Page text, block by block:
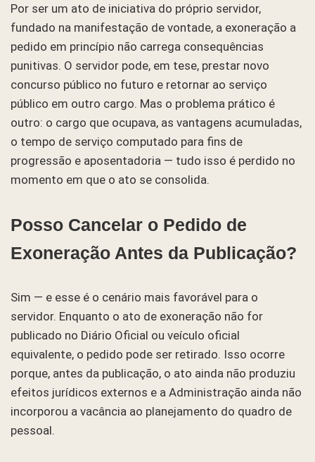
Por ser um ato de iniciativa do próprio servidor,
fundado na manifestação de vontade, a exoneração a
pedido em princípio não carrega consequências
punitivas. O servidor pode, em tese, prestar novo
concurso público no futuro e retornar ao serviço
público em outro cargo. Mas o problema prático é
outro: o cargo que ocupava, as vantagens acumuladas,
o tempo de serviço computado para fins de
progressão e aposentadoria — tudo isso é perdido no
momento em que o ato se consolida.
Posso Cancelar o Pedido de
Exoneração Antes da Publicação?
Sim — e esse é o cenário mais favorável para o
servidor. Enquanto o ato de exoneração não for
publicado no Diário Oficial ou veículo oficial
equivalente, o pedido pode ser retirado. Isso ocorre
porque, antes da publicação, o ato ainda não produziu
efeitos jurídicos externos e a Administração ainda não
incorporou a vacância ao planejamento do quadro de
pessoal.